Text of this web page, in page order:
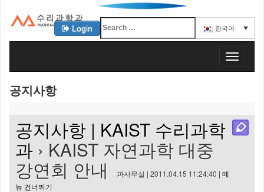
KAIST 수리과학과
Login 한국어
T
o
공지사항
공지사항 | KAIST 수리과학
과 › KAIST 자연과학 대중
강연회 안내 과사무실 | 2011.04.15 11:24:40 | 메
뉴 건너뛰기